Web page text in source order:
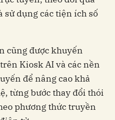
dụng các tiện ích số
cũng được khuyến
Kiosk AI và các nền
để nâng cao khả
từng bước thay đổi thói
phương thức truyền